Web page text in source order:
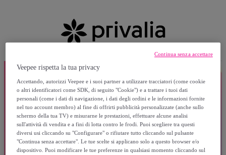
Veepee rispetta la tua privacy
Accettando, autorizzi Veepee e i suoi partner a utilizzare tracciatori (come cookie
o altri identificatori come SDK, di seguito "Cookie") e a trattare i tuoi dati
personali (come i dati di navigazione, i dati degli ordini e le informazioni fornite
nel tuo account membro) al fine di offrirti pubblicità personalizzate (anche sullo
schermo della tua TV) e misurarne le prestazioni, effettuare alcune analisi
sull'attività di vendita e a fini di lotta contro le frodi. Puoi scegliere tra questi
diversi usi cliccando su "Configurare" o rifiutare tutto cliccando sul pulsante
"Continua senza accettare". Le tue scelte si applicano solo a questo browser e/o
dispositivo. Puoi modificare le tue preferenze in qualsiasi momento cliccando sul
Continua senza accettare